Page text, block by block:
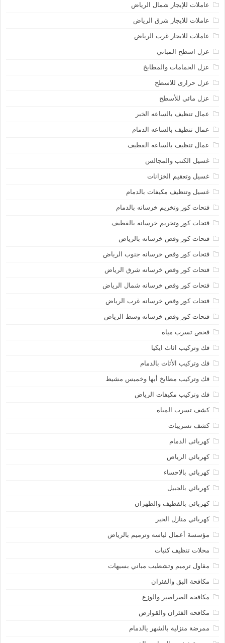
عاملات للإيجار شمال الرياض
عاملات للايجار شرق الرياض
عاملات للايجار غرب الرياض
عزل اسطح المباني
عزل الحمامات والمطابخ
عزل حرارى للاسطح
عزل مائي للأسطح
عمال تنظيف بالساعه الخبر
عمال تنظيف بالساعه الدمام
عمال تنظيف بالساعه القطيف
غسيل الكنب والمجالس
غسيل وتعقيم الخزانات
غسيل وتنظيف مكيفات بالدمام
فتحات كور وتخريم خرسانه بالدمام
فتحات كور وتخريم خرسانه بالقطيف
فتحات كور وقص خرسانه بالرياض
فتحات كور وقص خرسانه جنوب الرياض
فتحات كور وقص خرسانه شرق الرياض
فتحات كور وقص خرسانه شمال الرياض
فتحات كور وقص خرسانه غرب الرياض
فتحات كور وقص خرسانه وسط الرياض
فحص تسرب مياه
فك وتركيب اثاث ايكيا
فك وتركيب الأثاث بالدمام
فك وتركيب مطابخ أبها وخميس مشيط
فك وتركيب مكيفات الرياض
كشف تسرب المياه
كشف تسريبات
كهربائى الدمام
كهربائي الرياض
كهربائي بالاحساء
كهربائي بالجبيل
كهربائي بالقطيف والظهران
كهربائي منازل الخبر
مؤسسة أعمال لياسه وترميم بالرياض
محلات تنظيف كنبات
مقاول ترميم وتشطيب مباني بسيهات
مكافحة البق والفئران
مكافحة الصراصير والوزغ
مكافحه الفئران والقوارض
ممرضة منزلية بالشهر يالدمام